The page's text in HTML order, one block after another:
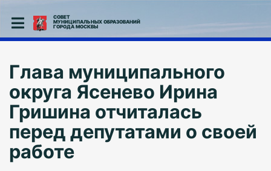
СОВЕТ
МУНИЦИПАЛЬНЫХ ОБРАЗОВАНИЙ
ГОРОДА МОСКВЫ
Глава муниципального
округа Ясенево Ирина
Гришина отчиталась
перед депутатами о своей
работе